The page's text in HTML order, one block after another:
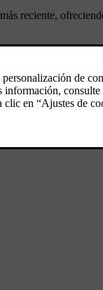
reciente,
en el primer